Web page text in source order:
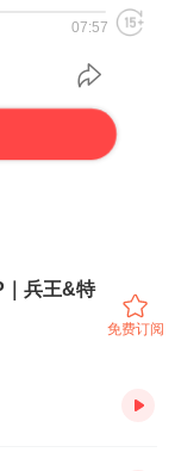
07:57
｜兵王&特
免费订阅